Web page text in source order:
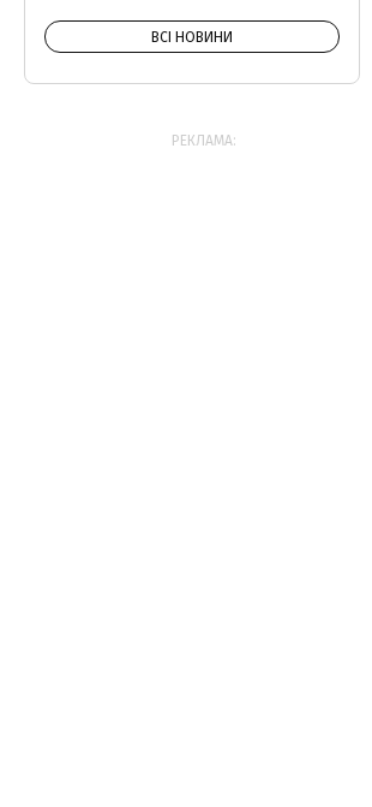
ВСІ НОВИНИ
РЕКЛАМА: